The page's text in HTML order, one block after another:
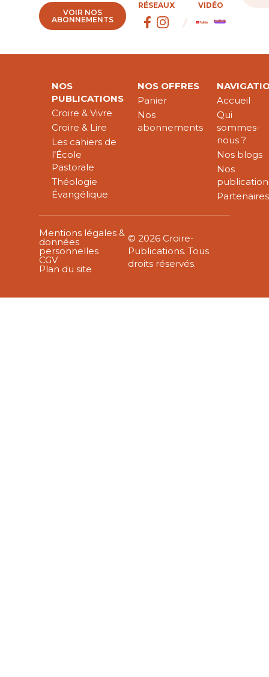
VOIR NOS
ABONNEMENTS
RÉSEAUX VIDÉO
NOS
PUBLICATIONS
Croire & Vivre
Croire & Lire
Les cahiers de
l’École
Pastorale
Théologie
Évangélique
NOS OFFRES
Panier
Nos
abonnements
Accueil
Qui
sommes-
nous ?
Nos blogs
Nos
Partenaires
Mentions légales &
données
personnelles
CGV
Plan du site
© 2026 Croire-
Publications. Tous
droits réservés.